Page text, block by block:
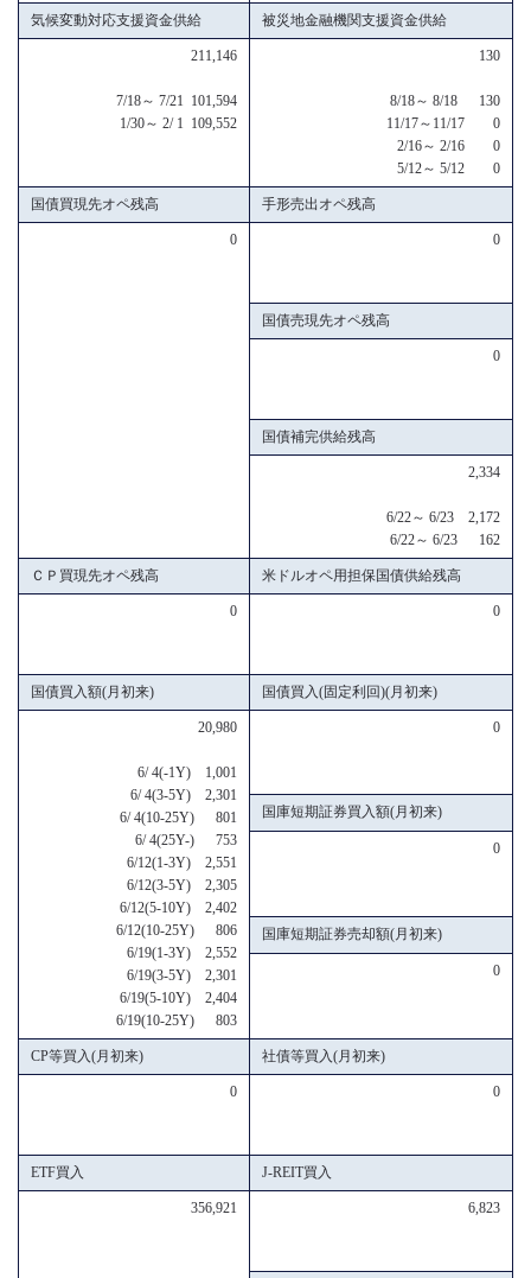
気候変動対応支援資金供給 被災地金融機関支援資金供給
211,146
7/18～ 7/21 101,594
1/30～ 2/ 1 109,552
130
8/18～ 8/18 130
11/17～11/17 0
2/16～ 2/16 0
5/12～ 5/12 0
国債買現先オペ残高 手形売出オペ残高
0 0
国債売現先オペ残高
0
国債補完供給残高
2,334
6/22～ 6/23 2,172
6/22～ 6/23 162
ＣＰ買現先オペ残高 米ドルオペ用担保国債供給残高
0 0
国債買入額(月初来) 国債買入(固定利回)(月初来)
20,980
6/ 4(-1Y) 1,001
6/ 4(3-5Y) 2,301
6/ 4(10-25Y) 801
6/ 4(25Y-) 753
6/12(1-3Y) 2,551
6/12(3-5Y) 2,305
6/12(5-10Y) 2,402
6/12(10-25Y) 806
6/19(1-3Y) 2,552
6/19(3-5Y) 2,301
6/19(5-10Y) 2,404
6/19(10-25Y) 803
0
国庫短期証券買入額(月初来)
0
国庫短期証券売却額(月初来)
0
CP等買入(月初来) 社債等買入(月初来)
0 0
ETF買入 J-REIT買入
356,921 6,823